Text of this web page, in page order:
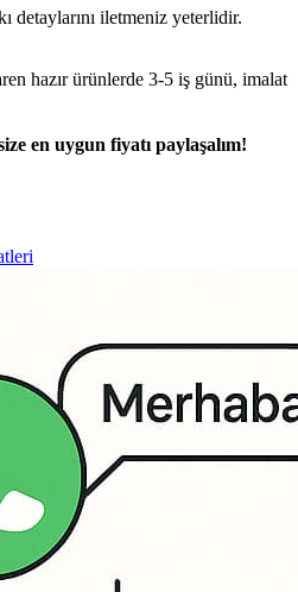
detaylarını iletmeniz yeterlidir.
hazır ürünlerde 3-5 iş günü, imalat
en uygun fiyatı paylaşalım!